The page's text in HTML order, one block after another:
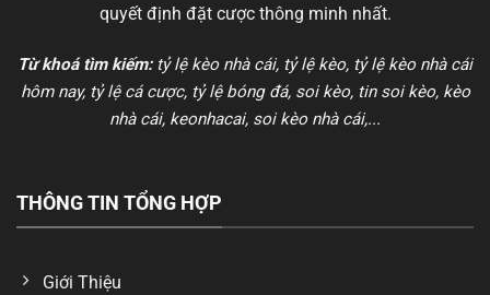
quyết định đặt cược thông minh nhất.
Từ khoá tìm kiếm: tỷ lệ kèo nhà cái, tỷ lệ kèo, tỷ lệ kèo nhà cái
hôm nay, tỷ lệ cá cược, tỷ lệ bóng đá, soi kèo, tin soi kèo, kèo
nhà cái, keonhacai, soi kèo nhà cái,...
THÔNG TIN TỔNG HỢP
Giới Thiệu